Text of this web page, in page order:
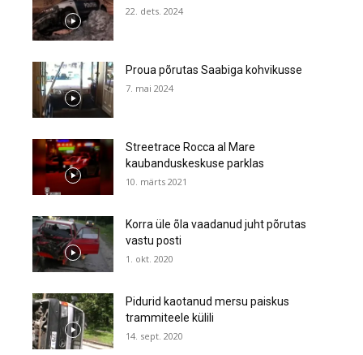
22. dets. 2024
Proua põrutas Saabiga kohvikusse
7. mai 2024
Streetrace Rocca al Mare
kaubanduskeskuse parklas
10. märts 2021
Korra üle õla vaadanud juht põrutas
vastu posti
1. okt. 2020
Pidurid kaotanud mersu paiskus
trammiteele külili
14. sept. 2020